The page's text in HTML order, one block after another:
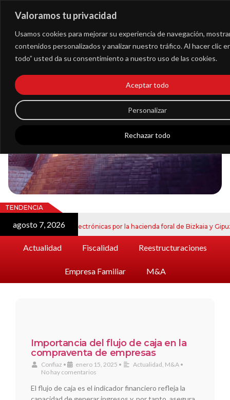
Valoramos tu privacidad
Usamos cookies para mejorar su experiencia de navegación,
contenidos personalizados y analizar nuestro tráfico. Al hacer clic
todo” usted da su consentimiento a nuestro uso de las cookies.
Personalizar
Rechazar todo
Aceptar todo
Blog
Noticias
TENDENCIA
agosto 7, 2026
de notificaciones electrónicas por la hacienda foral de Bizkaia y
Actualidad Fiscalidad Reestructuraciones
Empresa Familiar M&A
Importancia del flujo de caja en la
compraventa de empresas
Confiaz • enero 15, 2025 • Actualidad, M&A •
No hay comentarios
El flujo de caja es el indicador financiero refleja la